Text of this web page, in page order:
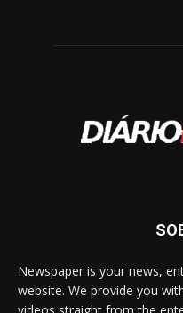
Newspaper is your news,
website. We provide you